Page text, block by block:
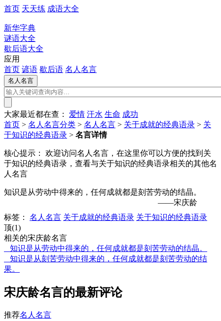
首页 天天练 成语大全
新华字典
谜语大全
歇后语大全
应用
首页 谚语 歇后语 名人名言
大家最近都在查： 爱情 汗水 生命 成功
首页 > 名人名言分类 > 名人名言 > 关于成就的经典语录 > 关
于知识的经典语录 > 名言详情
核心提示：
欢迎访问名人名言，在这里你可以方便的找到关
于知识的经典语录，查看与关于知识的经典语录相关的其他名
人名言
知识是从劳动中得来的，任何成就都是刻苦劳动的结晶。
——宋庆龄
标签：
名人名言 关于成就的经典语录 关于知识的经典语录
顶(1)
相关的宋庆龄名言
知识是从劳动中得来的，任何成就都是刻苦劳动的结晶。
知识是从刻苦劳动中得来的，任何成就都是刻苦劳动的结
果。
宋庆龄名言的最新评论
推荐名人名言